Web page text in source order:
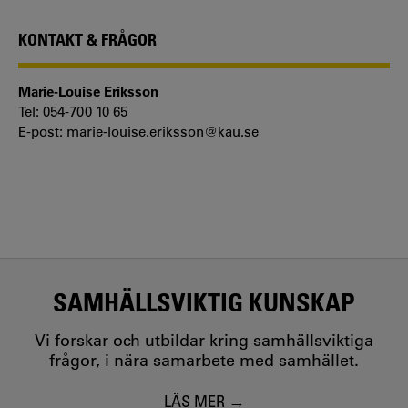
KONTAKT & FRÅGOR
Marie-Louise Eriksson
Tel: 054-700 10 65
E-post: marie-louise.eriksson@kau.se
SAMHÄLLSVIKTIG KUNSKAP
Vi forskar och utbildar kring samhällsviktiga
frågor, i nära samarbete med samhället.
LÄS MER